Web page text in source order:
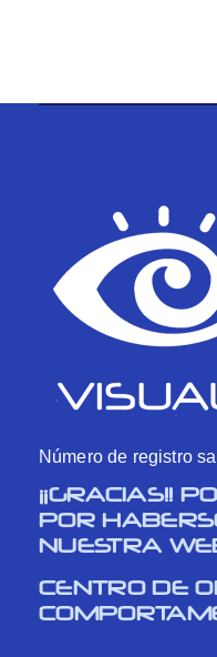
Número de registro
¡¡GRACIAS!!
POR
NUESTRA
CENTRO DE